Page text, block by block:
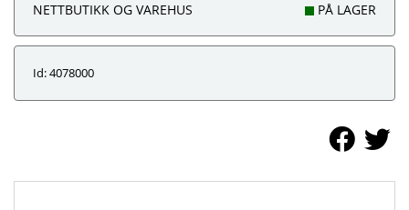
NETTBUTIKK OG VAREHUS PÅ LAGER
Id: 4078000